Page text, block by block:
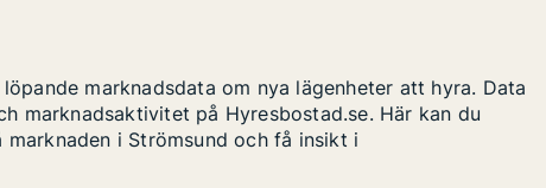
marknadsdata om nya lägenheter att hyra. Data
marknadsaktivitet på Hyresbostad.se. Här kan du
i Strömsund och få insikt i